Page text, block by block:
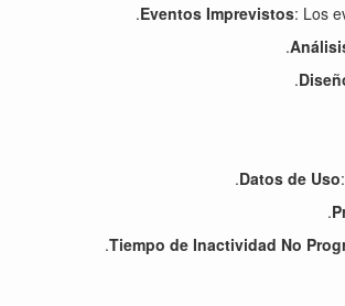
Eventos Imprevistos: Los
Datos de Uso
Tiempo de Inactividad No